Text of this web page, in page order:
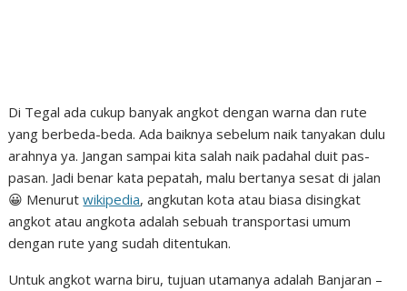
Di Tegal ada cukup banyak angkot dengan warna dan rute
yang berbeda-beda. Ada baiknya sebelum naik tanyakan dulu
arahnya ya. Jangan sampai kita salah naik padahal duit pas-
pasan. Jadi benar kata pepatah, malu bertanya sesat di jalan
😀 Menurutwikipedia, angkutan kota atau biasa disingkat
angkot atau angkota adalah sebuah transportasi umum
dengan rute yang sudah ditentukan.
Untuk angkot warna biru, tujuan utamanya adalah Banjaran –